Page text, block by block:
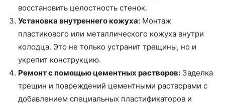
восстановить целостность стенок.
Установка внутреннего кожуха: Монтаж
пластикового или металлического кожуха внутри
колодца. Это не только устранит трещины, но и
укрепит конструкцию.
Ремонт с помощью цементных растворов: Заделка
трещин и повреждений цементными растворами с
добавлением специальных пластификаторов и